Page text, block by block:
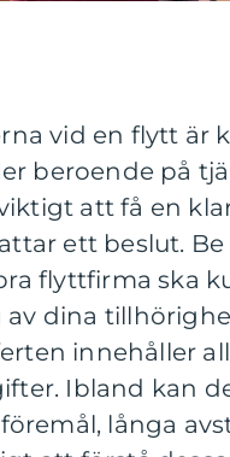
vid en flytt är
beroende på
att få en
ett beslut.
flyttfirma ska
dina
innehåller
Ibland kan
långa